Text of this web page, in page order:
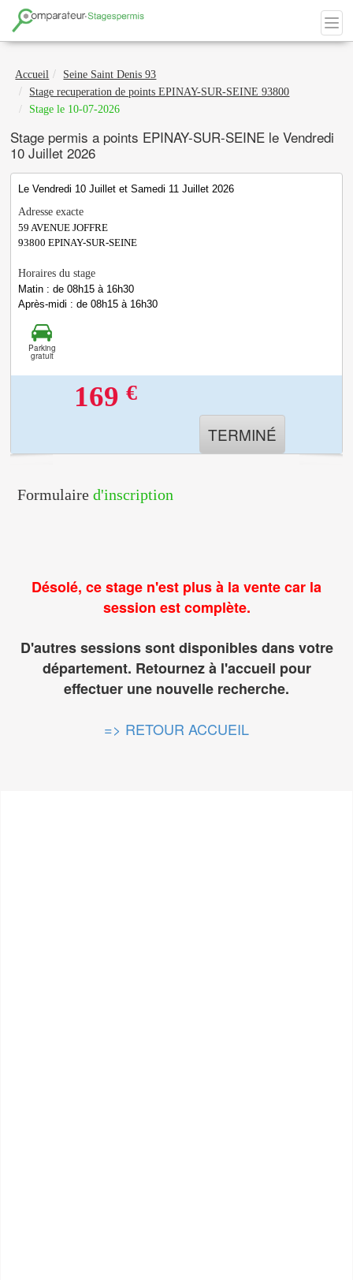
Accueil
Seine Saint Denis 93
Stage recuperation de points EPINAY-SUR-SEINE 93800
Stage le 10-07-2026
Stage permis a points EPINAY-SUR-SEINE le Vendredi
10 Juillet 2026
Le Vendredi 10 Juillet et Samedi 11 Juillet 2026
Adresse exacte
59 AVENUE JOFFRE
93800 EPINAY-SUR-SEINE
Horaires du stage
Matin : de 08h15 à 16h30
Après-midi : de 08h15 à 16h30
Parking
gratuit
169 €
TERMINÉ
Formulaire d'inscription